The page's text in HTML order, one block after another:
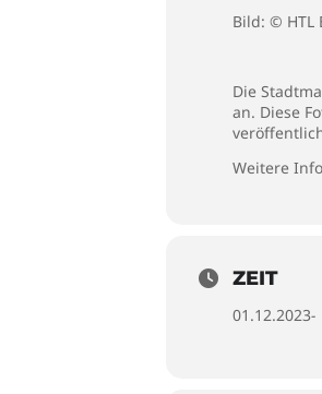
Bild: © HTL
Die
an. Diese
Weitere
ZEIT
01.12.2023-